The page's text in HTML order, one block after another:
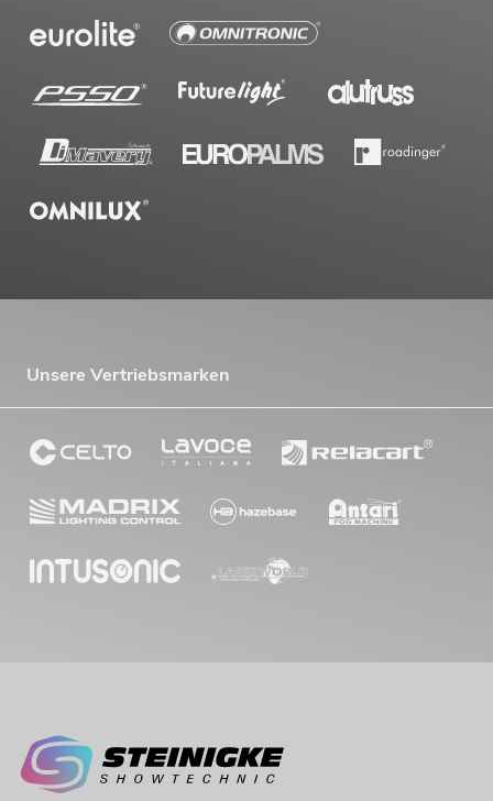
Unsere Vertriebsmarken